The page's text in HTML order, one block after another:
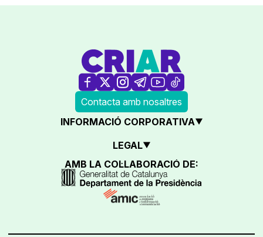
Contacta amb nosaltres
INFORMACIÓ CORPORATIVA
LEGAL
AMB LA COL·LABORACIÓ DE: